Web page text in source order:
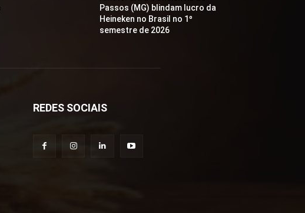
Passos (MG) blindam lucro da
Heineken no Brasil no 1º
semestre de 2026
REDES SOCIAIS